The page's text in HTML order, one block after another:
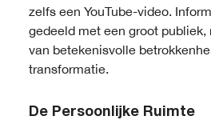
zelfs een YouTube-video.
gedeeld met een groot publiek,
van betekenisvolle
transformatie.
De Persoonlijke Ruimte